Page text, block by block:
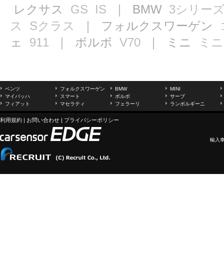
レクサス GS IS ｜ BMW 3シリー
ス
Sクラス ｜ フォルクスワーゲン
ェ 911 ｜ ボルボ V70 ｜ ミニ ミニ
ベンツ フォルクスワーゲン BMW
MINI
マイバッハ
スマート ボルボ
サーブ
フィアット
マセラティ フェラーリ ランボルギーニ
利用規約 | お問い合わせ | プライバシーポリシー
輸入